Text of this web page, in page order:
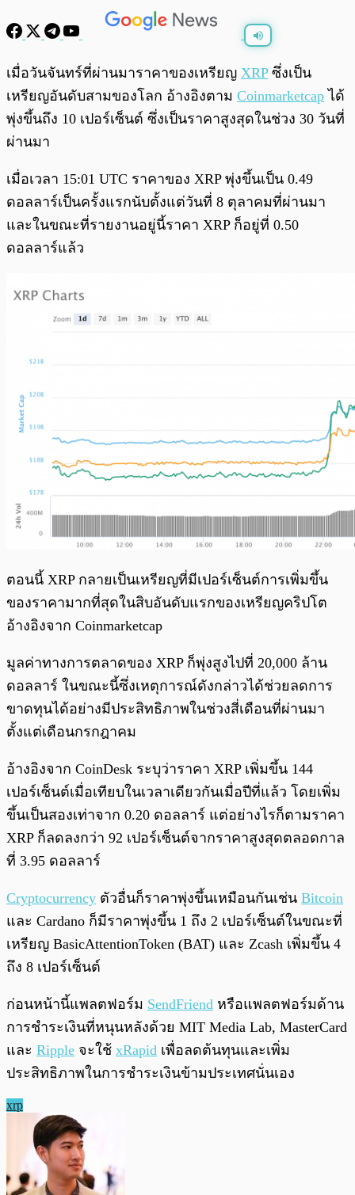
พร้อมเล่น 0:00 /
เมื่อวันจันทร์ที่ผ่านมาราคาของเหรียญ XRPซึ่งเป็น
เหรียญอันดับสามของโลก อ้างอิงตาม Coinmarketcap ได้
พุ่งขึ้นถึง 10 เปอร์เซ็นต์ ซึ่งเป็นราคาสูงสุดในช่วง 30 วันที่
ผ่านมา
เมื่อเวลา 15:01 UTC ราคาของ XRP พุ่งขึ้นเป็น 0.49
ดอลลาร์เป็นครั้งแรกนับตั้งแต่วันที่ 8 ตุลาคมที่ผ่านมา
และในขณะที่รายงานอยู่นี้ราคา XRP ก็อยู่ที่ 0.50
ดอลลาร์แล้ว
ตอนนี้ XRP กลายเป็นเหรียญที่มีเปอร์เซ็นต์การเพิ่มขึ้น
ของราคามากที่สุดในสิบอันดับแรกของเหรียญคริปโต
อ้างอิงจาก Coinmarketcap
มูลค่าทางการตลาดของ XRP ก็พุ่งสูงไปที่ 20,000 ล้าน
ดอลลาร์ ในขณะนี้ซึ่งเหตุการณ์ดังกล่าวได้ช่วยลดการ
ขาดทุนได้อย่างมีประสิทธิภาพในช่วงสี่เดือนที่ผ่านมา
ตั้งแต่เดือนกรกฎาคม
อ้างอิงจาก CoinDesk ระบุว่าราคา XRP เพิ่มขึ้น 144
เปอร์เซ็นต์เมื่อเทียบในเวลาเดียวกันเมื่อปีที่แล้ว โดยเพิ่ม
ขึ้นเป็นสองเท่าจาก 0.20 ดอลลาร์ แต่อย่างไรก็ตามราคา
XRP ก็ลดลงกว่า 92 เปอร์เซ็นต์จากราคาสูงสุดตลอดกาล
ที่ 3.95 ดอลลาร์
Cryptocurrency ตัวอื่นก็ราคาพุ่งขึ้นเหมือนกันเช่น Bitcoin
และ Cardano ก็มีราคาพุ่งขึ้น 1 ถึง 2 เปอร์เซ็นต์ในขณะที่
เหรียญ BasicAttentionToken (BAT) และ Zcash เพิ่มขึ้น 4
ถึง 8 เปอร์เซ็นต์
ก่อนหน้านี้แพลตฟอร์ม SendFriend หรือแพลตฟอร์มด้าน
การชำระเงินที่หนุนหลังด้วย MIT Media Lab, MasterCard
และ Ripple จะใช้ xRapid เพื่อลดต้นทุนและเพิ่ม
ประสิทธิภาพในการชำระเงินข้ามประเทศนั่นเอง
xrp